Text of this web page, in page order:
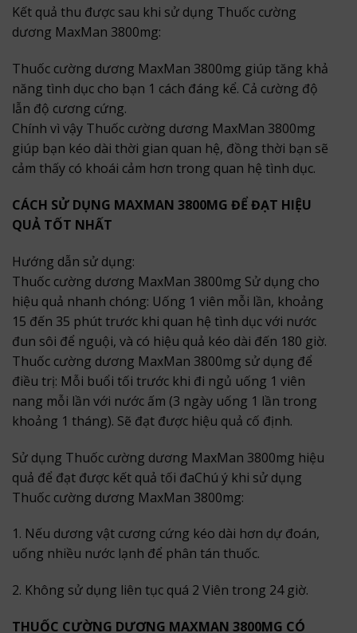
Kết quả thu được sau khi sử dụng Thuốc cường
dương MaxMan 3800mg:
Thuốc cường dương MaxMan 3800mg giúp tăng khả
năng tình dục cho bạn 1 cách đáng kể. Cả cường độ
lẫn độ cương cứng.
Chính vì vậy Thuốc cường dương MaxMan 3800mg
giúp bạn kéo dài thời gian quan hệ, đồng thời bạn sẽ
cảm thấy có khoái cảm hơn trong quan hệ tình dục.
CÁCH SỬ DỤNG MAXMAN 3800MG ĐỂ ĐẠT HIỆU
QUẢ TỐT NHẤT
Hướng dẫn sử dụng:
Thuốc cường dương MaxMan 3800mg Sử dụng cho
hiệu quả nhanh chóng: Uống 1 viên mỗi lần, khoảng
15 đến 35 phút trước khi quan hệ tình dục với nước
đun sôi để nguội, và có hiệu quả kéo dài đến 180 giờ.
Thuốc cường dương MaxMan 3800mg sử dụng để
điều trị: Mỗi buổi tối trước khi đi ngủ uống 1 viên
nang mỗi lần với nước ấm (3 ngày uống 1 lần trong
khoảng 1 tháng). Sẽ đạt được hiệu quả cố định.
Sử dụng Thuốc cường dương MaxMan 3800mg hiệu
quả để đạt được kết quả tối đaChú ý khi sử dụng
Thuốc cường dương MaxMan 3800mg:
1. Nếu dương vật cương cứng kéo dài hơn dự đoán,
uống nhiều nước lạnh để phân tán thuốc.
2. Không sử dụng liên tục quá 2 Viên trong 24 giờ.
THUỐC CƯỜNG DƯƠNG MAXMAN 3800MG CÓ